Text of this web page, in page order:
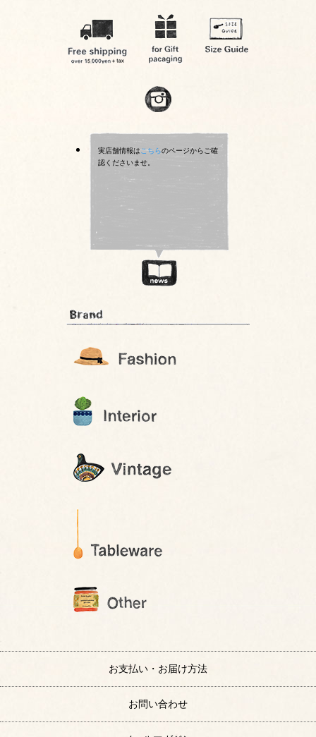
実店舗情報はこちらのページからご確
認くださいませ。
お支払い・お届け方法
お問い合わせ